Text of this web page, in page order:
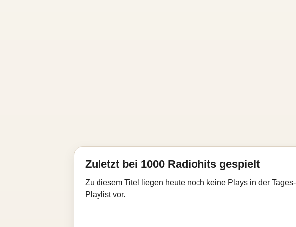
Zuletzt bei 1000 Radiohits gespielt
Zu diesem Titel liegen heute noch keine Plays in der Tages-
Playlist vor.